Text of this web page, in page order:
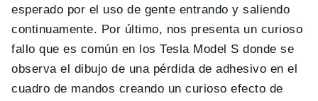
esperado por el uso de gente entrando y saliendo
continuamente. Por último, nos presenta un curioso
fallo que es común en los Tesla Model S donde se
observa el dibujo de una pérdida de adhesivo en el
cuadro de mandos creando un curioso efecto de